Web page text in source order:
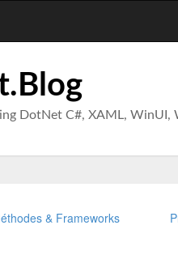
DotNet C#, XAML, WinUI,
& Frameworks